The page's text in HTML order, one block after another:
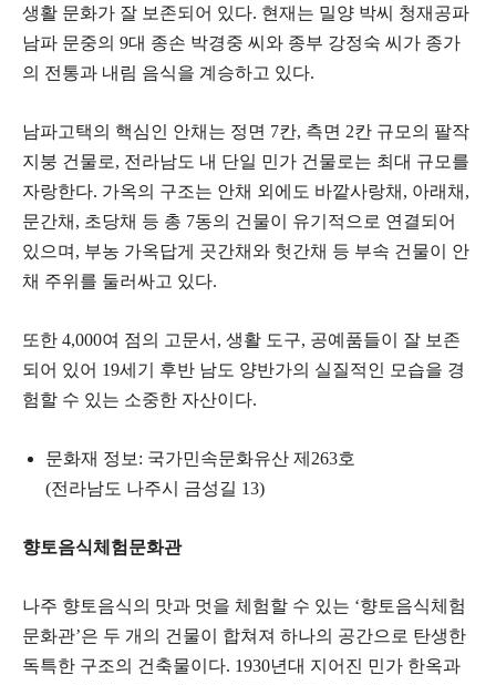
생활 문화가 잘 보존되어 있다. 현재는 밀양 박씨 청재공파
남파 문중의 9대 종손 박경중 씨와 종부 강정숙 씨가 종가
의 전통과 내림 음식을 계승하고 있다.
남파고택의 핵심인 안채는 정면 7칸, 측면 2칸 규모의 팔작
지붕 건물로, 전라남도 내 단일 민가 건물로는 최대 규모를
자랑한다. 가옥의 구조는 안채 외에도 바깥사랑채, 아래채,
문간채, 초당채 등 총 7동의 건물이 유기적으로 연결되어
있으며, 부농 가옥답게 곳간채와 헛간채 등 부속 건물이 안
채 주위를 둘러싸고 있다.
또한 4,000여 점의 고문서, 생활 도구, 공예품들이 잘 보존
되어 있어 19세기 후반 남도 양반가의 실질적인 모습을 경
험할 수 있는 소중한 자산이다.
문화재 정보: 국가민속문화유산 제263호
(전라남도 나주시 금성길 13)
향토음식체험문화관
나주 향토음식의 맛과 멋을 체험할 수 있는 ‘향토음식체험
문화관’은 두 개의 건물이 합쳐져 하나의 공간으로 탄생한
독특한 구조의 건축물이다. 1930년대 지어진 민가 한옥과